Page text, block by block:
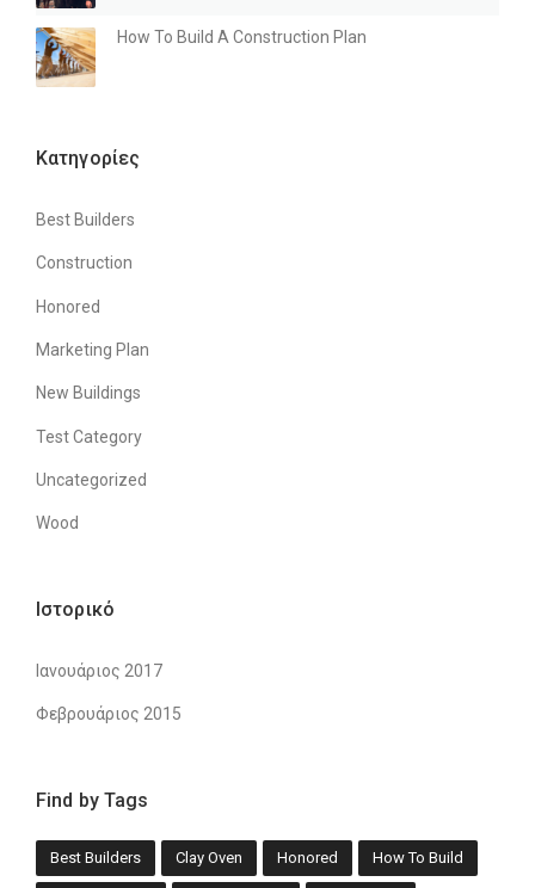
How To Build A Construction Plan
Kατηγορίες
Best Builders
Construction
Honored
Marketing Plan
New Buildings
Test Category
Uncategorized
Wood
Ιστορικό
Ιανουάριος 2017
Φεβρουάριος 2015
Find by Tags
Best Builders Clay Oven Honored How To Build